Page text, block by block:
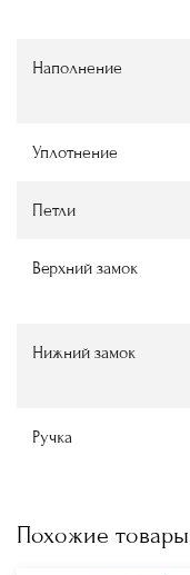
Наполнение
Уплотнение
Петли
Верхний замок
Нижний замок
Ручка
Похожие товары